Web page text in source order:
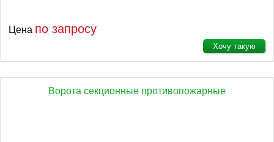
Цена по запросу
Хочу такую
Ворота секционные противопожарные